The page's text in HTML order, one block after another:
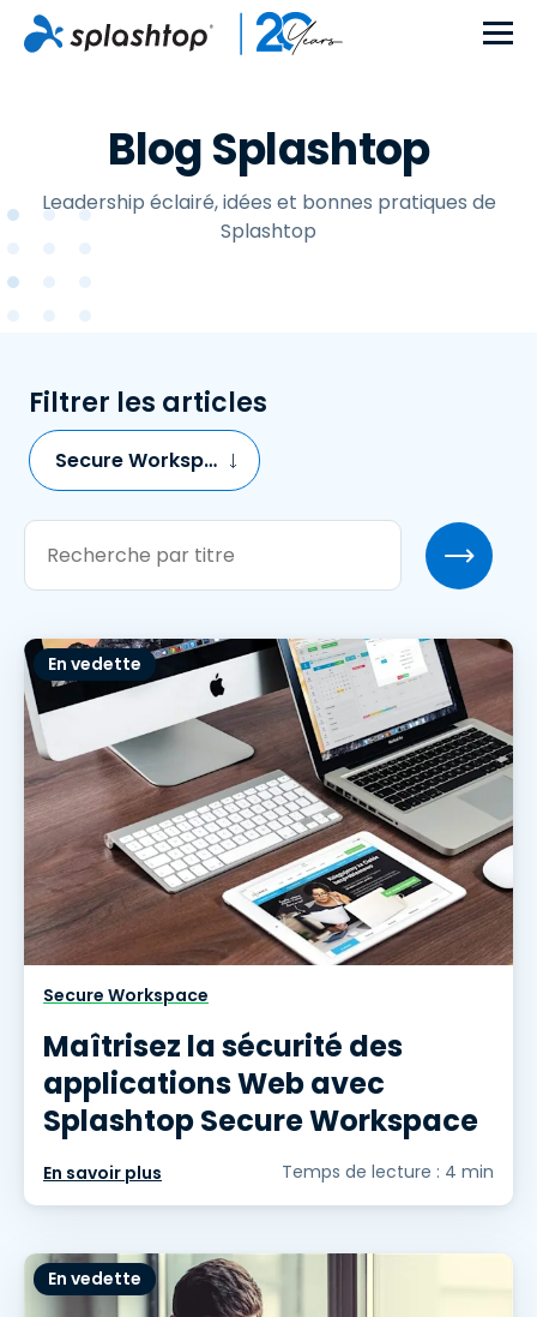
Blog Splashtop
Leadership éclairé, idées et bonnes pratiques de
Splashtop
Filtrer les articles
Secure Workspace
En vedette
Secure Workspace
Maîtrisez la sécurité des
applications Web avec
Splashtop Secure Workspace
En savoir plus Temps de lecture : 4 min
En vedette